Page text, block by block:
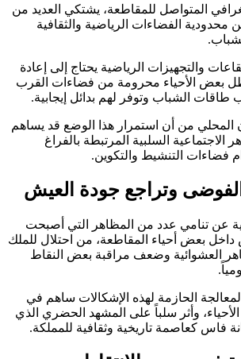
المتواصل للمقاطعة، يشتكي العديد من
محدودية الفضاءات الرياضية والثقافية
والتجهيزات الرياضية يحتاج إلى إعادة
تظل بعض الأحياء محرومة من فضاءات القرب
الشباب وتوفر لهم بدائل إيجابية.
المحلي من أن استمرار هذا الوضع قد يساهم
السلبية المرتبطة بالفراغ
فضاءات التنشيط والتكوين.
وتراجع جودة العيش
عن تنامي عدد من المظاهر التي أصبحت
بعض أحياء المقاطعة، من احتلال للملك
العشوائية وضعف مراقبة بعض النقاط
الحازمة لهذه الإشكالات ساهم في
وأثر سلباً على المشهد الحضري الذي
فاس كعاصمة تاريخية وثقافية للمملكة.